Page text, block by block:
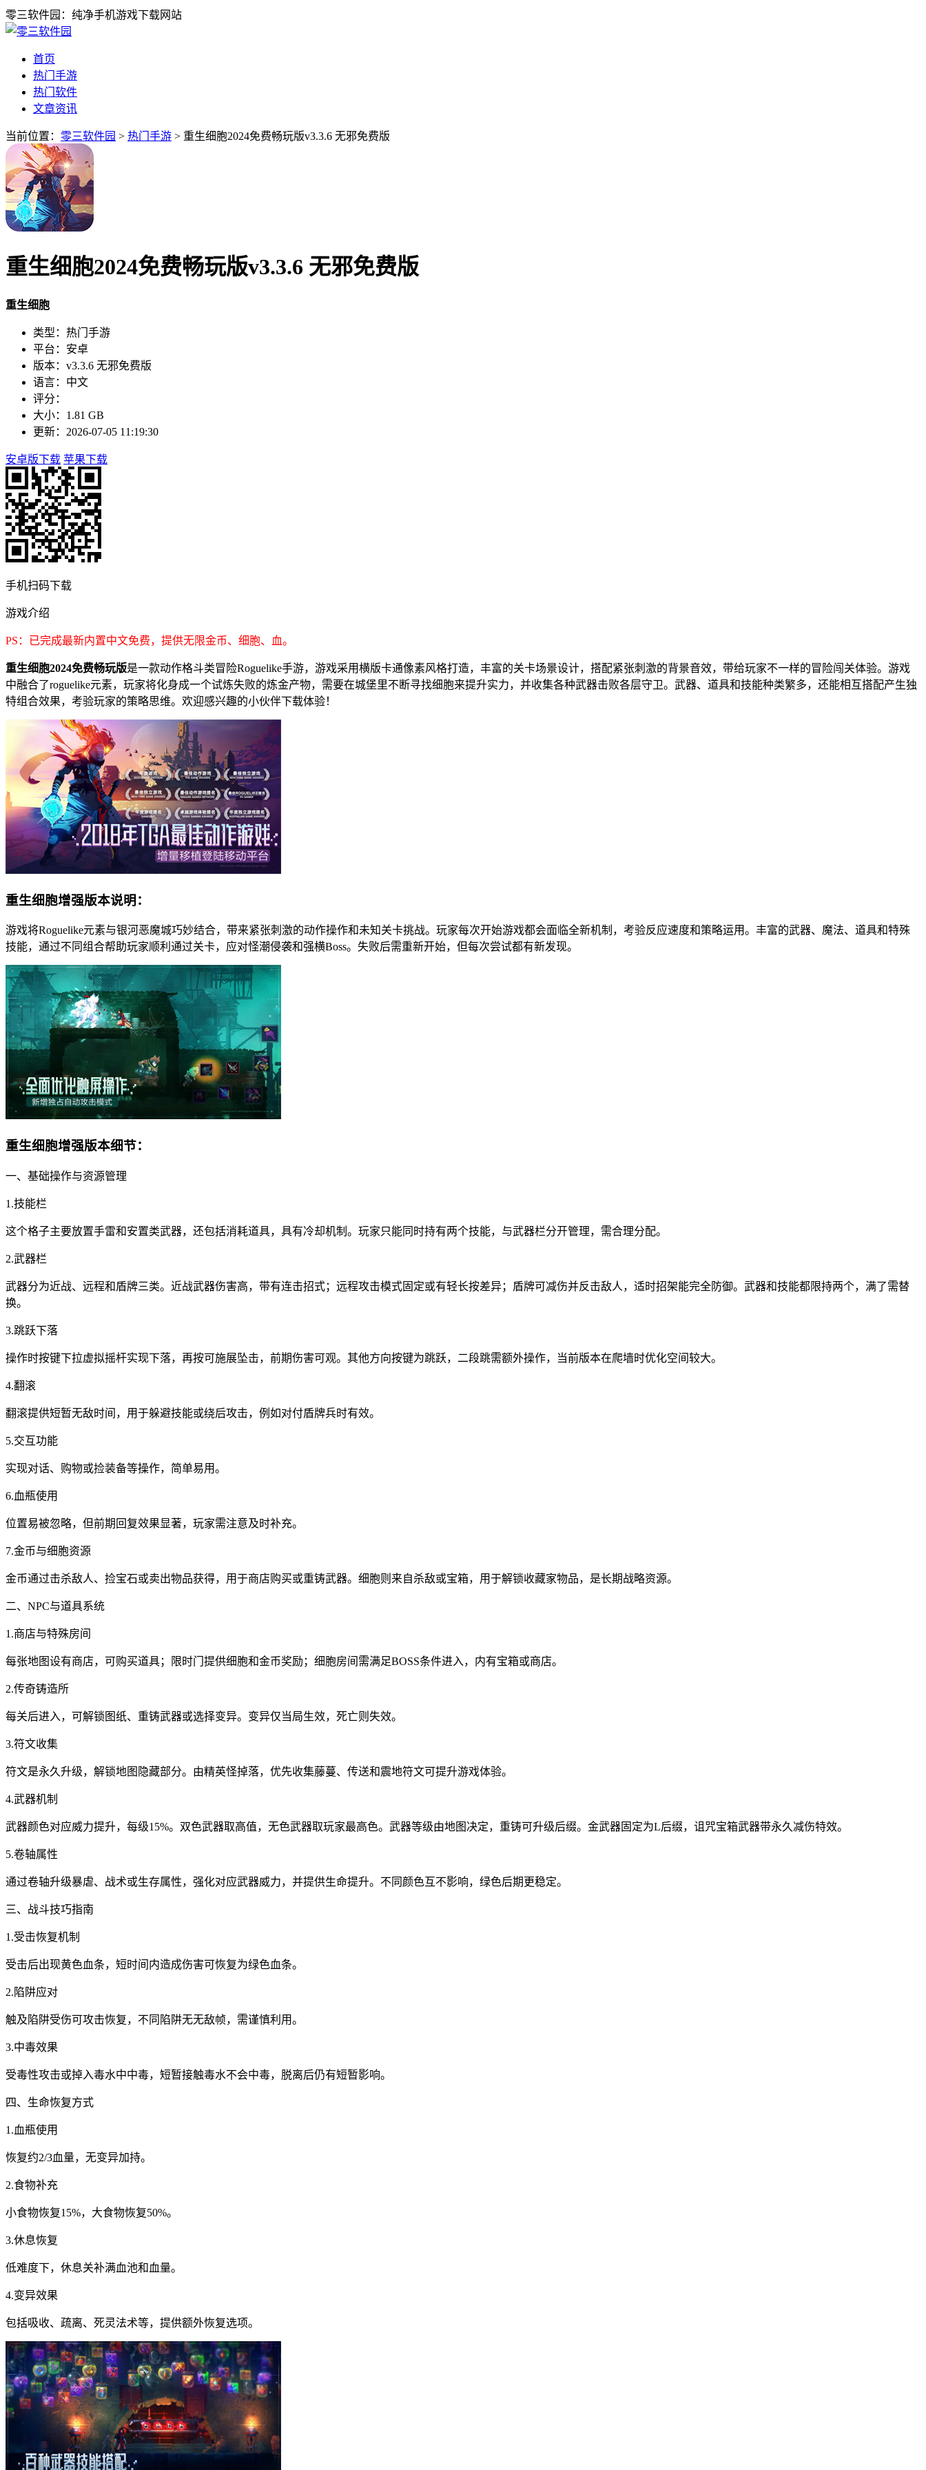
零三软件园：纯净手机游戏下载网站
首页
热门手游
热门软件
文章资讯
当前位置： 零三软件园 > 热门手游 > 重生细胞2024免费畅玩版v3.3.6 无邪免费版
重生细胞2024免费畅玩版v3.3.6 无邪免费版
重生细胞
类型：热门手游
平台：安卓
版本：v3.3.6 无邪免费版
语言：中文
评分：
大小：1.81 GB
更新：2026-07-05 11:19:30
安卓版下载 苹果下载
手机扫码下载
游戏介绍
PS：已完成最新内置中文免费，提供无限金币、细胞、血。
重生细胞2024免费畅玩版是一款动作格斗类冒险Roguelike手游，游戏采用横版卡通像素风格打造，丰富的关卡场景设计，搭配紧张刺激的背景音效，带给玩家不一样的冒险闯关体验。游戏
中融合了roguelike元素，玩家将化身成一个试炼失败的炼金产物，需要在城堡里不断寻找细胞来提升实力，并收集各种武器击败各层守卫。武器、道具和技能种类繁多，还能相互搭配产生独
特组合效果，考验玩家的策略思维。欢迎感兴趣的小伙伴下载体验！
重生细胞增强版本说明：
游戏将Roguelike元素与银河恶魔城巧妙结合，带来紧张刺激的动作操作和未知关卡挑战。玩家每次开始游戏都会面临全新机制，考验反应速度和策略运用。丰富的武器、魔法、道具和特殊
技能，通过不同组合帮助玩家顺利通过关卡，应对怪潮侵袭和强横Boss。失败后需重新开始，但每次尝试都有新发现。
重生细胞增强版本细节：
一、基础操作与资源管理
1.技能栏
这个格子主要放置手雷和安置类武器，还包括消耗道具，具有冷却机制。玩家只能同时持有两个技能，与武器栏分开管理，需合理分配。
2.武器栏
武器分为近战、远程和盾牌三类。近战武器伤害高，带有连击招式；远程攻击模式固定或有轻长按差异；盾牌可减伤并反击敌人，适时招架能完全防御。武器和技能都限持两个，满了需替
换。
3.跳跃下落
操作时按键下拉虚拟摇杆实现下落，再按可施展坠击，前期伤害可观。其他方向按键为跳跃，二段跳需额外操作，当前版本在爬墙时优化空间较大。
4.翻滚
翻滚提供短暂无敌时间，用于躲避技能或绕后攻击，例如对付盾牌兵时有效。
5.交互功能
实现对话、购物或捡装备等操作，简单易用。
6.血瓶使用
位置易被忽略，但前期回复效果显著，玩家需注意及时补充。
7.金币与细胞资源
金币通过击杀敌人、捡宝石或卖出物品获得，用于商店购买或重铸武器。细胞则来自杀敌或宝箱，用于解锁收藏家物品，是长期战略资源。
二、NPC与道具系统
1.商店与特殊房间
每张地图设有商店，可购买道具；限时门提供细胞和金币奖励；细胞房间需满足BOSS条件进入，内有宝箱或商店。
2.传奇铸造所
每关后进入，可解锁图纸、重铸武器或选择变异。变异仅当局生效，死亡则失效。
3.符文收集
符文是永久升级，解锁地图隐藏部分。由精英怪掉落，优先收集藤蔓、传送和震地符文可提升游戏体验。
4.武器机制
武器颜色对应威力提升，每级15%。双色武器取高值，无色武器取玩家最高色。武器等级由地图决定，重铸可升级后缀。金武器固定为L后缀，诅咒宝箱武器带永久减伤特效。
5.卷轴属性
通过卷轴升级暴虐、战术或生存属性，强化对应武器威力，并提供生命提升。不同颜色互不影响，绿色后期更稳定。
三、战斗技巧指南
1.受击恢复机制
受击后出现黄色血条，短时间内造成伤害可恢复为绿色血条。
2.陷阱应对
触及陷阱受伤可攻击恢复，不同陷阱无无敌帧，需谨慎利用。
3.中毒效果
受毒性攻击或掉入毒水中中毒，短暂接触毒水不会中毒，脱离后仍有短暂影响。
四、生命恢复方式
1.血瓶使用
恢复约2/3血量，无变异加持。
2.食物补充
小食物恢复15%，大食物恢复50%。
3.休息恢复
低难度下，休息关补满血池和血量。
4.变异效果
包括吸收、疏离、死灵法术等，提供额外恢复选项。